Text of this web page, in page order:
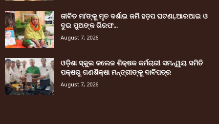
ଜୀବିତ ମା’ଙ୍କୁ ମୃତ ଦର୍ଶାଇ ଜମି ହଡ଼ପ ଘଟଣା,ଆରଆଇ ଓ
ଦୁଇ ପୁଅଙ୍କ ଗିରଫ...
August 7, 2026
ଓଡ଼ିଶା ସ୍କୁଲ କଲେଜ ଶିକ୍ଷକ କର୍ମଚାରୀ ସମନ୍ୱୟ ସମିତି
ପକ୍ଷରୁ ଗଣଶିକ୍ଷା ମନ୍ତ୍ରୀଙ୍କୁ ଦାବିପତ୍ର
August 7, 2026